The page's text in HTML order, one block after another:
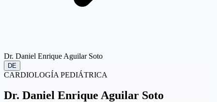
Dr. Daniel Enrique Aguilar Soto
DE
CARDIOLOGÍA PEDIÁTRICA
Dr. Daniel Enrique Aguilar Soto